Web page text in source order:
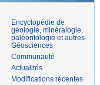
Encyclopédie de
géologie, minéralogie,
paléontologie et autres
Géosciences
Communauté
Actualités
Modifications récentes